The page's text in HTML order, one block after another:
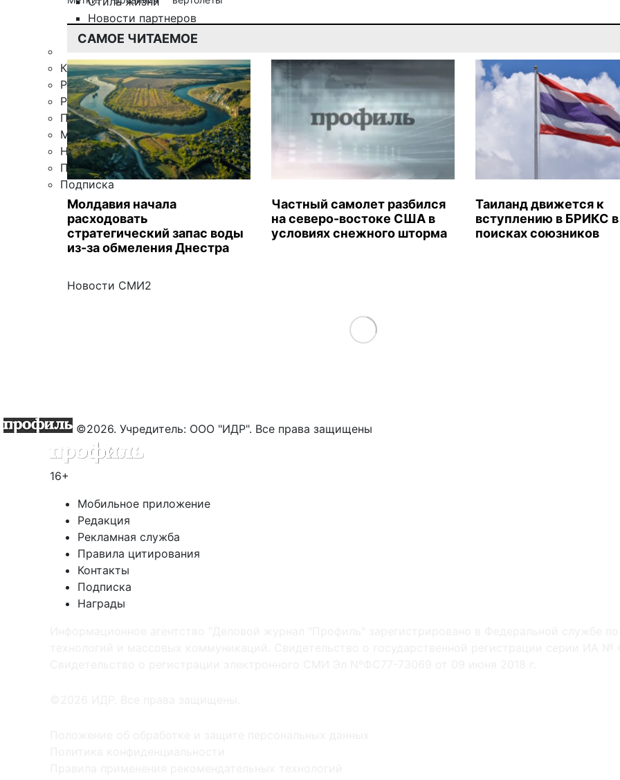
Новости партнеров
Интересное
Контакты
Редакция
Рекламная служба
Поиск по сайту
Мобильное приложение
Награды
Правила цитирования
Подписка
САМОЕ ЧИТАЕМОЕ
Молдавия начала
расходовать
стратегический запас воды
из-за обмеления Днестра
Частный самолет разбился
на северо-востоке США в
условиях снежного шторма
Таиланд движется к
вступлению в БРИКС в
поисках союзников
Новости СМИ2
Load More
©2026. Учредитель: ООО "ИДР". Все права защищены
16+
Мобильное приложение
Редакция
Рекламная служба
Правила цитирования
Контакты
Подписка
Награды